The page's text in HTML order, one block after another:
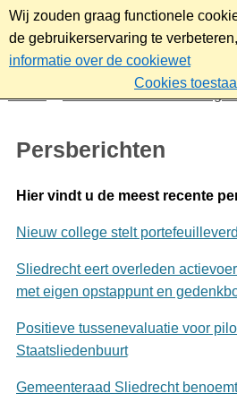
Wij zouden graag functionele
de gebruikerservaring te
informatie over de cookiewet
Cookies
Nieuws & bekendmakingen
Persberichten
Hier vindt u de meest recente
Nieuw college stelt
Sliedrecht eert overleden
met eigen opstappunt en
Positieve tussenevaluatie voor
Staatsliedenbuurt
Gemeenteraad Sliedrecht